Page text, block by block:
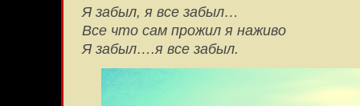
Я забыл, я все забыл…
Все что сам прожил я наживо
Я забыл….я все забыл.